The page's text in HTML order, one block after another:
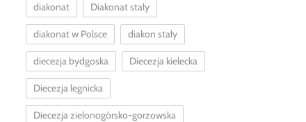
diakonat Diakonat stały
diakonat w Polsce diakon stały
diecezja bydgoska Diecezja kielecka
Diecezja legnicka
Diecezja zielonogórsko-gorzowska